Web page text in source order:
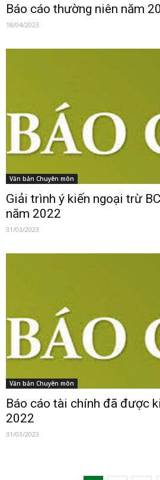
Báo cáo thường niên năm
18/04/2023
Văn bản Chuyên môn
Giải trình ý kiến ngoại trừ
năm 2022
31/03/2023
Văn bản Chuyên môn
Báo cáo tài chính đã được
2022
31/03/2023